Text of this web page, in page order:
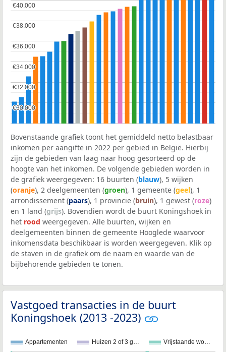
€30.000
€30.000
€32.000
€32.000
€34.000
€34.000
€36.000
€36.000
€38.000
€38.000
€40.000
€40.000
Bovenstaande grafiek toont het gemiddeld netto belastbaar
inkomen per aangifte in 2022 per gebied in België. Hierbij
zijn de gebieden van laag naar hoog gesorteerd op de
hoogte van het inkomen. De volgende gebieden worden in
de grafiek weergegeven: 16 buurten (blauw), 5 wijken
(oranje), 2 deelgemeenten (groen), 1 gemeente (geel), 1
arrondissement (paars), 1 provincie (bruin), 1 gewest (roze)
en 1 land (grijs). Bovendien wordt de buurt Koningshoek in
het rood weergegeven. Alle buurten, wijken en
deelgemeenten binnen de gemeente Hooglede waarvoor
inkomensdata beschikbaar is worden weergegeven. Klik op
de staven in de grafiek om de naam en waarde van de
bijbehorende gebieden te tonen.
Vastgoed transacties in de buurt
Koningshoek (2013 -2023)
Appartementen Huizen 2 of 3 g… Vrijstaande wo…